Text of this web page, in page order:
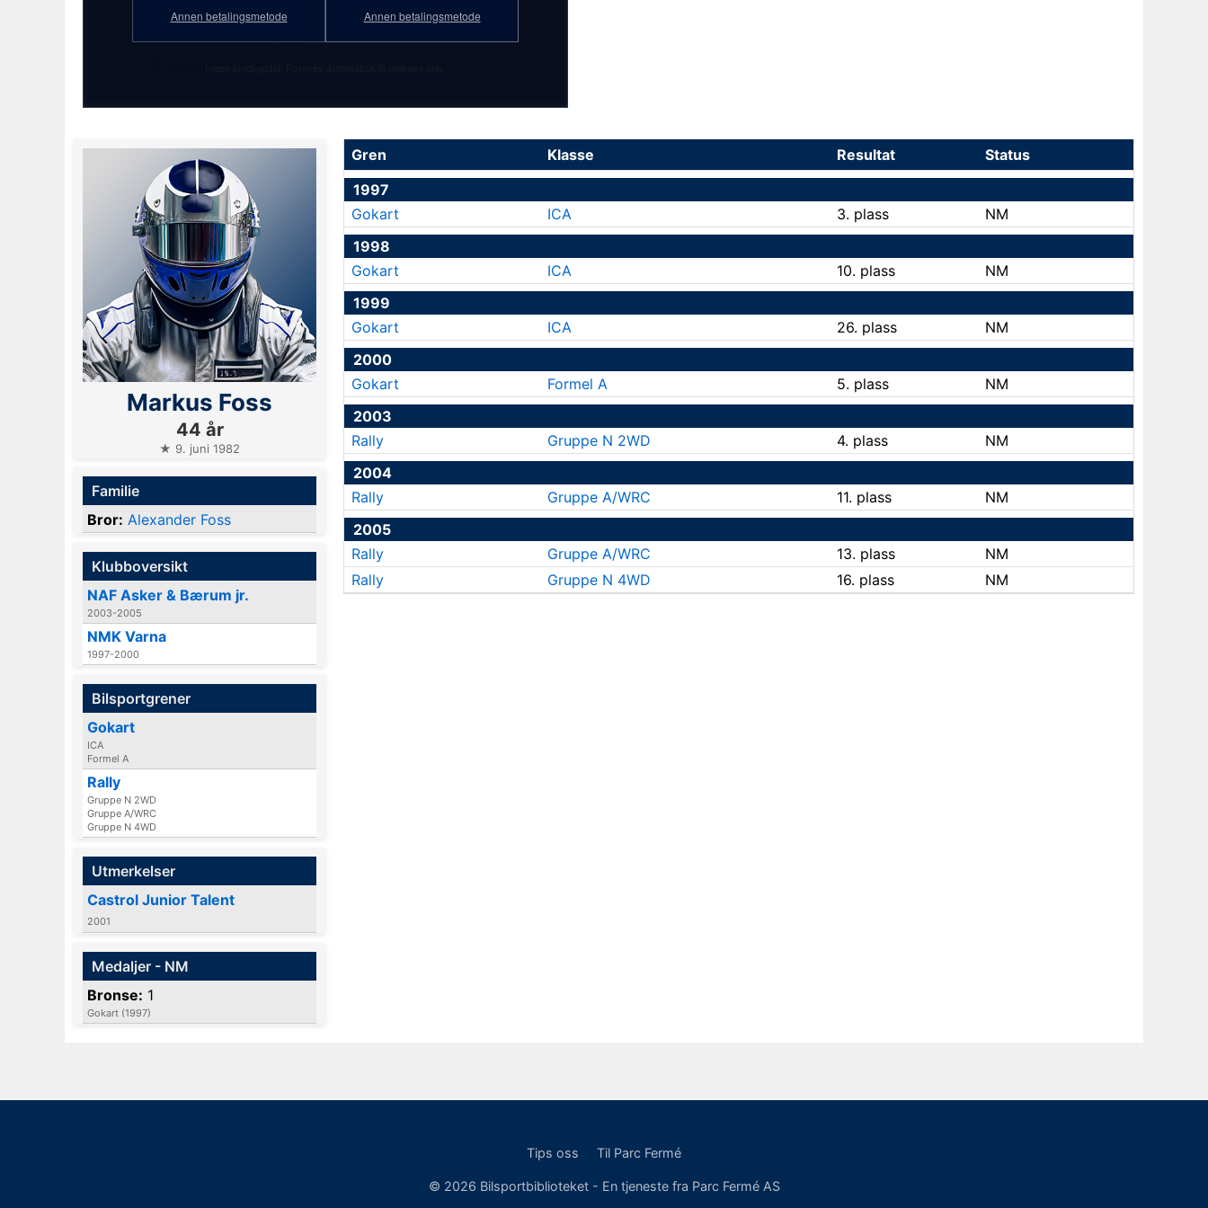
Se full profilstatistikk med
Annen betalingsmetode Annen betalingsmetode
Markus Foss
44 år
★ 9. juni 1982
Familie
Bror: Alexander Foss
Klubboversikt
NAF Asker & Bærum jr.
2003-2005
NMK Varna
1997-2000
Bilsportgrener
Gokart
ICA
Formel A
Rally
Gruppe N 2WD
Gruppe A/WRC
Gruppe N 4WD
Utmerkelser
Castrol Junior Talent
2001
Medaljer - NM
Bronse: 1
Gokart (1997)
Gren Klasse Resultat
Status
1997
Gokart
ICA 3. plass
NM
1998
Gokart
ICA 10. plass
NM
1999
Gokart
ICA 26. plass
NM
2000
Gokart
Formel A 5. plass
NM
2003
Rally
Gruppe N 2WD 4. plass
NM
2004
Rally
Gruppe A/WRC 11. plass
NM
2005
Rally
Gruppe A/WRC 13. plass
NM
Rally
Gruppe N 4WD 16. plass NM
Tips oss · Til Parc Fermé
© 2026 Bilsportbiblioteket - En tjeneste fra Parc Fermé AS